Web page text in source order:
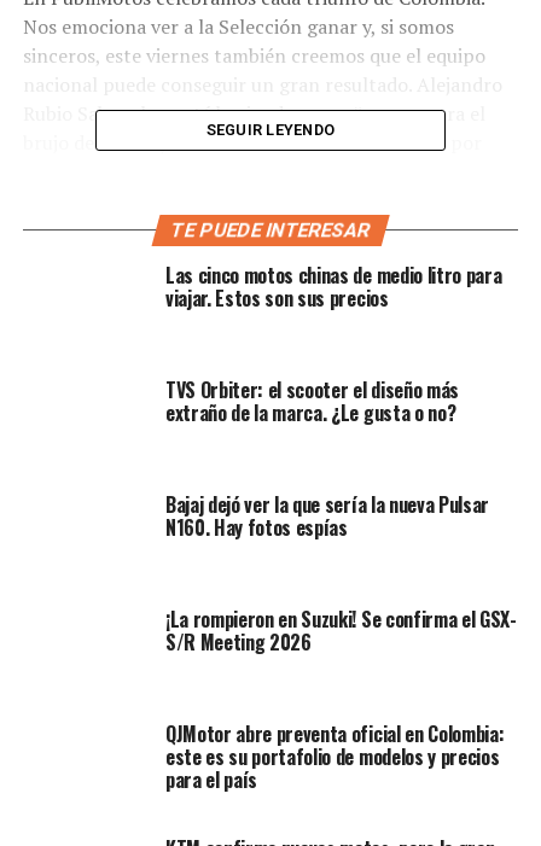
Nos emociona ver a la Selección ganar y, si somos
sinceros, este viernes también creemos que el equipo
nacional puede conseguir un gran resultado. Alejandro
Rubio Sabogal ya está haciendo sus agüeros contra el
brujo de Ghana y el ambiente futbolero se siente por
Sin embargo, hay algo que nos preocupa mucho más que
Lo que pasa después del
En muchas ciudades del país, después de cada
celebración aparecen las caravanas, los acelerones, las
SEGUIR LEYENDO
TE PUEDE INTERESAR
Las cinco motos chinas de medio litro para
viajar. Estos son sus precios
TVS Orbiter: el scooter el diseño más
extraño de la marca. ¿Le gusta o no?
Bajaj dejó ver la que sería la nueva Pulsar
N160. Hay fotos espías
¡La rompieron en Suzuki! Se confirma el GSX-
S/R Meeting 2026
QJMotor abre preventa oficial en Colombia:
este es su portafolio de modelos y precios
para el país